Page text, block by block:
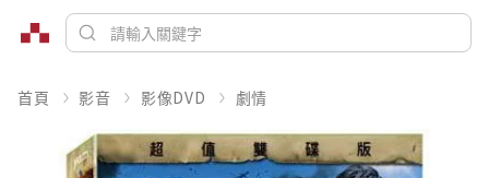
首頁 影音 影像DVD 劇情